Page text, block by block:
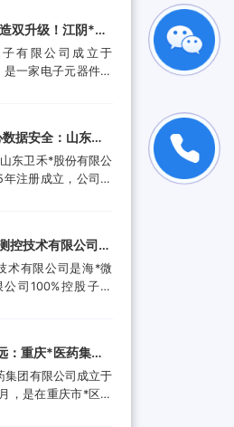
手段偷油偷税的行
，不仅让消费者蒙
，更严重侵蚀了行
选择引入了安企...
双升级！江阴*电
携手安企神开启
时代！
有限公司成立于
一家电子元器件集
了汽车电子行业、
行业、工业控制行
械行业和消费电子
成功转型为一家提
据安全：山东卫
限公司携手安企神
泄密屏障！
东卫禾*股份有限公
注册成立，公司拥
用UGNX7.5、
等研发软件进行研
强大的技术研发能
新型企业...
控技术有限公司遇
测控技术数据安
些新变化？
术有限公司是海*微
司100%控股子公
可靠性验证及测试分
国内一流集成电路
、设计开发及技术
：重庆*医药集团
成战略合作，探
技融合发展新路
集团有限公司成立于
，是在重庆市*区医